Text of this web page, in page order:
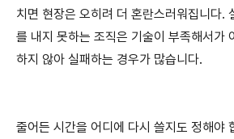
치면 현장은 오히려 더 혼란스러워집니다.
를 내지 못하는 조직은 기술이 부족해서가
하지 않아 실패하는 경우가 많습니다.
줄어든 시간을 어디에 다시 쓸지도 정해야